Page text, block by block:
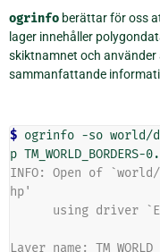
ogrinfo berättar för oss
lager innehåller
skiktnamnet och använder
sammanfattande
$ ogrinfo -so world/
p
INFO: Open of `world/
hp'
using
Layer name: